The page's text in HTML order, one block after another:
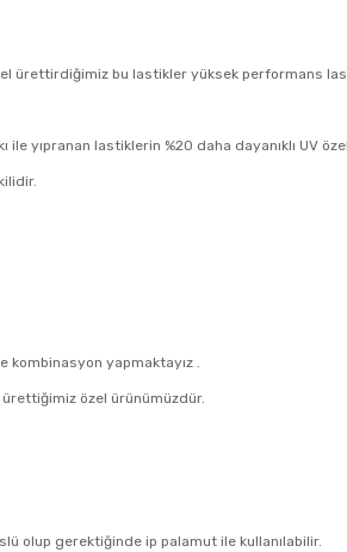
ürettirdiğimiz bu lastikler yüksek performans
ile yıpranan lastiklerin %20 daha dayanıklı UV
kombinasyon yapmaktayız .
özel ürünümüzdür.
olup gerektiğinde ip palamut ile kullanılabilir.